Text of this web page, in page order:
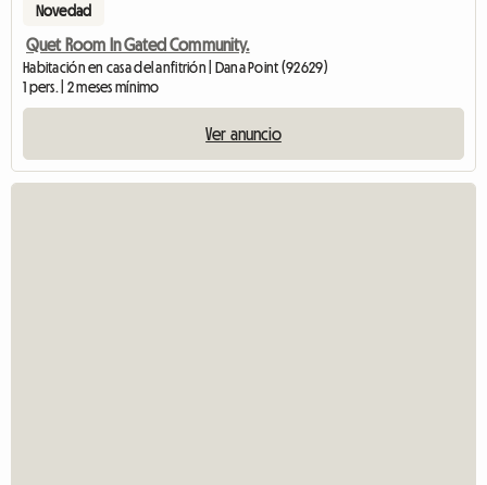
Novedad
Quet Room In Gated Community.
Habitación en casa del anfitrión | Dana Point (92629)
1 pers. | 2 meses mínimo
Ver anuncio